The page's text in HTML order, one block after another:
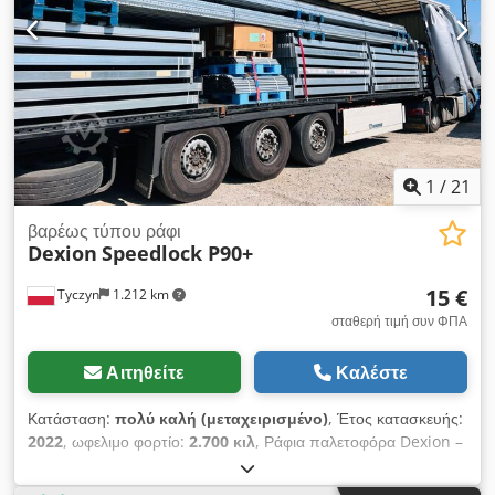
συνολικό μήκος μαζί με το τιμόνι 7μ – ύψος φόρτωσης 60 εκ –
πλευρικά τοιχώματα περίπου 35 εκ ύψος – καλά ελαστικά
Cedjzqxh Espfx Ag Ujrf
1 /21
Tyczyn 1.212 km
βαρέως τύπου ράφι
Dexion Speedlock P90+
15 €
σταθερή τιμή συν ΦΠΑ
Αιτηθείτε Καλέστε
Κατάσταση: πολύ καλή (μεταχειρισμένο), Έτος κατασκευής:
2022, ωφελιμο φορτίο: 2.700 κιλ, Ράφια παλετοφόρα Dexion –
γαλβανισμένα πλαίσια και δοκάρια 3300 mm Προσφέρουμε
προς πώληση μια μεγάλη ποσότητα ραφιών παλετοφόρων